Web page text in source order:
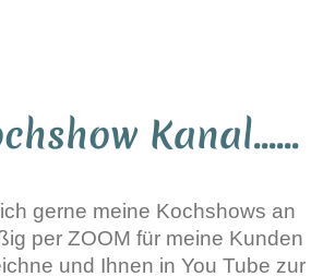
Kanal......
gerne meine Kochshows an
per ZOOM für meine Kunden
und Ihnen in You Tube zur